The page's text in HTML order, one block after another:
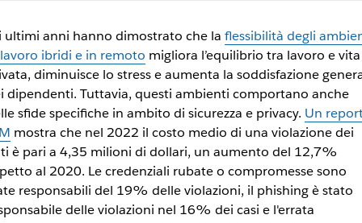
funzioni di
ai team di sentirsi protetti mentre affrontano il
ultimi anni hanno dimostrato che la flessibilità degli
ibridi e in remoto migliora l’equilibrio tra lavoro e vita
diminuisce lo stress e aumenta la soddisfazione
dipendenti. Tuttavia, questi ambienti comportano anche
sfide specifiche in ambito di sicurezza e privacy. Un
mostra che nel 2022 il costo medio di una violazione dei
è pari a 4,35 milioni di dollari, un aumento del 12,7%
al 2020. Le credenziali rubate o compromesse sono
responsabili del 19% delle violazioni, il phishing è stato
delle violazioni nel 16% dei casi e l'errata